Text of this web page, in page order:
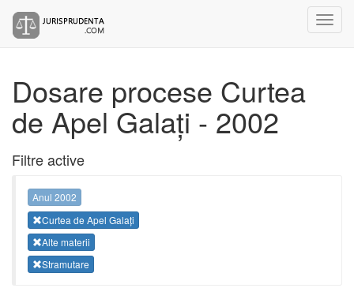
Dosare procese Curtea
de Apel Galați - 2002
Filtre active
Anul 2002
Curtea de Apel Galați
Alte materii
Stramutare